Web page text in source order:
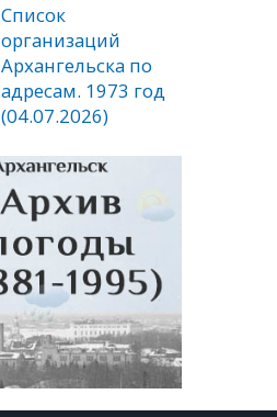
Список
организаций
Архангельска по
адресам. 1973 год
(04.07.2026)